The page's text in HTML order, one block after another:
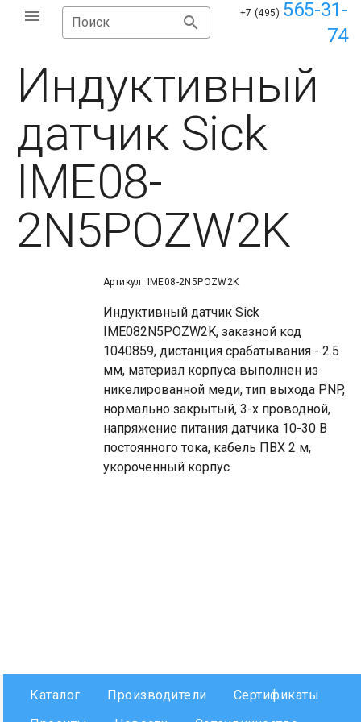
Поиск
+7 (495) 565-31-
74
Индуктивный
датчик Sick
IME08-
2N5POZW2K
Артикул: IME08-2N5POZW2K
Индуктивный датчик Sick
IME082N5POZW2K, заказной код
1040859, дистанция срабатывания - 2.5
мм, материал корпуса выполнен из
никелированной меди, тип выхода PNP,
нормально закрытый, 3-х проводной,
напряжение питания датчика 10-30 В
постоянного тока, кабель ПВХ 2 м,
укороченный корпус
Каталог Производители
Сертификаты